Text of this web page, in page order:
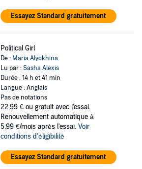
Essayez Standard gratuitement
Political Girl
De : Maria Alyokhina
Lu par :Sasha Alexis
Durée : 14 h et 41 min
Langue : Anglais
Pas de notations
22,99 € ou gratuit avec l'essai.
Renouvellement automatique à
5,99 €/mois après l'essai. Voir
conditions d'éligibilité
Essayez Standard gratuitement